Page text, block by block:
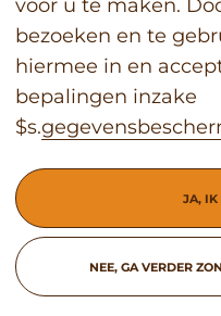
Privacy
voor u te maken.
bezoeken en te
hiermee in en
bepalingen inzake
$s.
JA, IK
NEE, GA VERDER